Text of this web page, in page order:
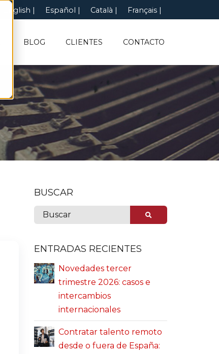
Español Català
English Français
BLOG CLIENTES CONTACTO
BUSCAR
ENTRADAS RECIENTES
Novedades tercer
trimestre 2026: casos e
intercambios
internacionales
Contratar talento remoto
desde o fuera de España: